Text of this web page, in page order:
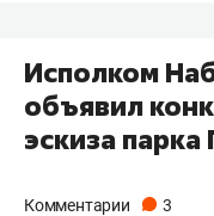
Исполком
объявил
эскиза
Комментарии 3